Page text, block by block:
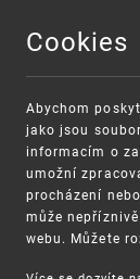
Cookies
Abychom
jako jsou
informacím o
umožní
procházení
může
webu. Můžete